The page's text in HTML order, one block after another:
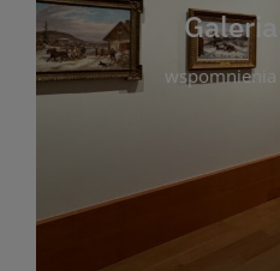
i jej społeczność.
uroczyste chwile, jak i
czytelników. Regularnie
by każdy mógł
momentów.
wspominania i